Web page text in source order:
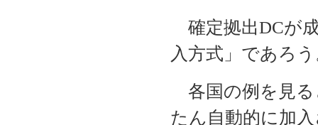
確定拠出DCが
入方式」であろ
各国の例を見る
たん自動的に加